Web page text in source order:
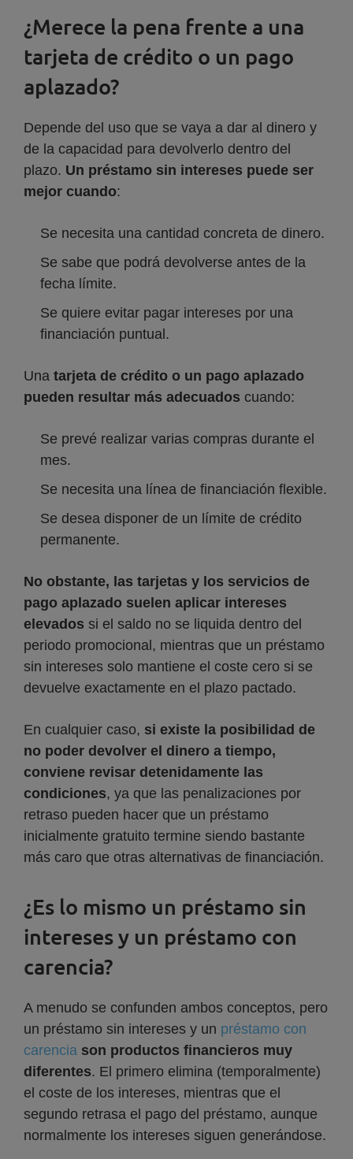
¿Merece la pena frente a una
tarjeta de crédito o un pago
aplazado?
Depende del uso que se vaya a dar al dinero y
de la capacidad para devolverlo dentro del
plazo. Un préstamo sin intereses puede ser
mejor cuando:
Se necesita una cantidad concreta de dinero.
Se sabe que podrá devolverse antes de la
fecha límite.
Se quiere evitar pagar intereses por una
financiación puntual.
Una tarjeta de crédito o un pago aplazado
pueden resultar más adecuados cuando:
Se prevé realizar varias compras durante el
mes.
Se necesita una línea de financiación flexible.
Se desea disponer de un límite de crédito
permanente.
No obstante, las tarjetas y los servicios de
pago aplazado suelen aplicar intereses
elevados si el saldo no se liquida dentro del
periodo promocional, mientras que un préstamo
sin intereses solo mantiene el coste cero si se
devuelve exactamente en el plazo pactado.
En cualquier caso, si existe la posibilidad de
no poder devolver el dinero a tiempo,
conviene revisar detenidamente las
condiciones, ya que las penalizaciones por
retraso pueden hacer que un préstamo
inicialmente gratuito termine siendo bastante
más caro que otras alternativas de financiación.
¿Es lo mismo un préstamo sin
intereses y un préstamo con
carencia?
A menudo se confunden ambos conceptos, pero
un préstamo sin intereses y un préstamo con
carencia son productos financieros muy
diferentes. El primero elimina (temporalmente)
el coste de los intereses, mientras que el
segundo retrasa el pago del préstamo, aunque
normalmente los intereses siguen generándose.